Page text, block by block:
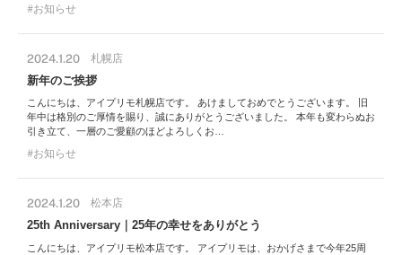
お知らせ
2024.1.20 札幌店
新年のご挨拶
こんにちは、アイプリモ札幌店です。 あけましておめでとうございます。 旧
年中は格別のご厚情を賜り、誠にありがとうございました。 本年も変わらぬお
引き立て、一層のご愛顧のほどよろしくお…
お知らせ
2024.1.20 松本店
25th Anniversary｜25年の幸せをありがとう
こんにちは、アイプリモ松本店です。 アイプリモは、おかげさまで今年25周